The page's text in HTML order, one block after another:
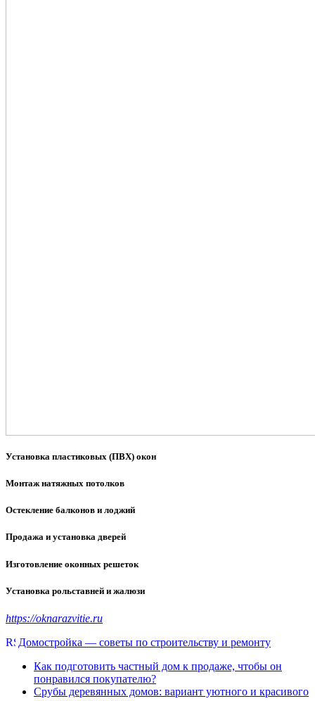
Установка пластиковых (ПВХ) окон
Монтаж натяжных потолков
Остекление балконов и лоджий
Продажа и установка дверей
Изготовление оконных решеток
Установка рольставней и жалюзи
https://oknarazvitie.ru
Домостройка — советы по строительству и ремонту
Как подготовить частный дом к продаже, чтобы он
понравился покупателю?
Срубы деревянных домов: вариант уютного и красивого